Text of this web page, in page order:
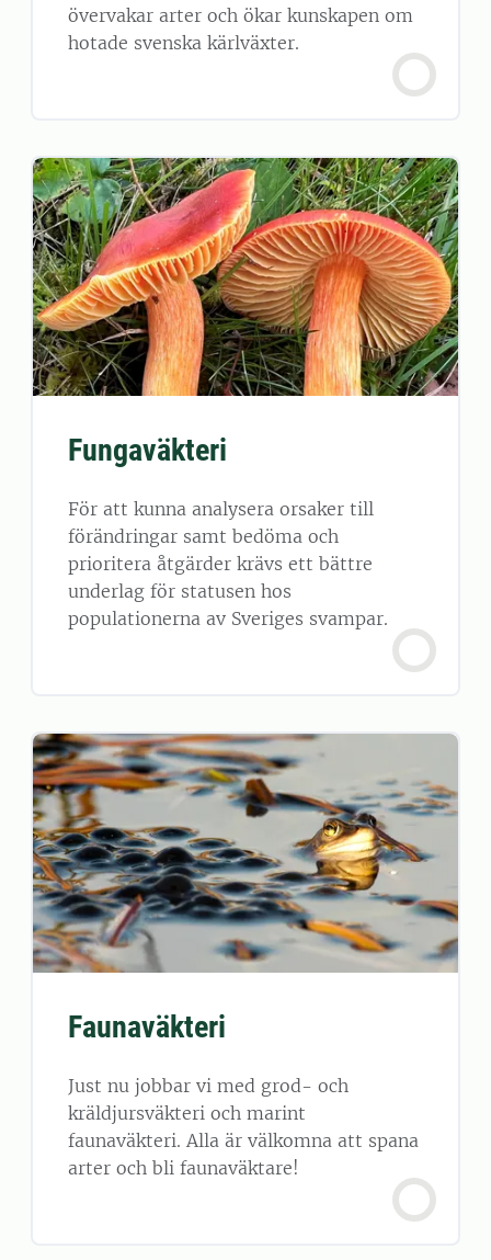
övervakar arter och ökar kunskapen om
hotade svenska kärlväxter.
Fungaväkteri
För att kunna analysera orsaker till
förändringar samt bedöma och
prioritera åtgärder krävs ett bättre
underlag för statusen hos
populationerna av Sveriges svampar.
Faunaväkteri
Just nu jobbar vi med grod- och
kräldjursväkteri och marint
faunaväkteri. Alla är välkomna att spana
arter och bli faunaväktare!